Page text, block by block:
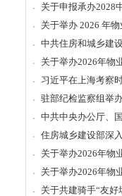
关于申报承办2028
关于举办 2026 年
中共住房和城乡建
关于举办2026年物
习近平在上海考察
驻部纪检监察组举
中共中央办公厅、
住房城乡建设部深
关于举办2026年物
关于举办2026年物
关于共建骑手“友好